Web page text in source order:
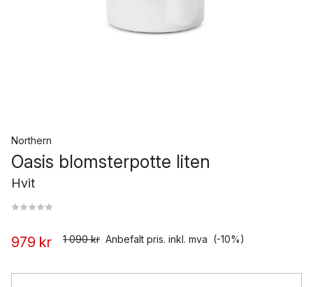
Northern
Oasis blomsterpotte liten
Hvit
979 kr 1 090 kr Anbefalt pris. inkl. mva (-10%)